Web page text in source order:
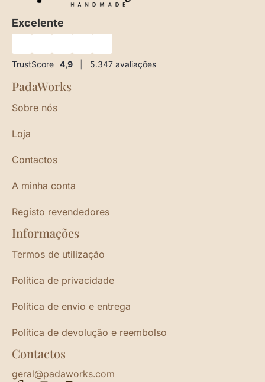
Excelente
TrustScore 4,9 5.347 avaliações
PadaWorks
Sobre nós
Loja
Contactos
A minha conta
Registo revendedores
Informações
Termos de utilização
Política de privacidade
Política de envio e entrega
Política de devolução e reembolso
Contactos
geral@padaworks.com